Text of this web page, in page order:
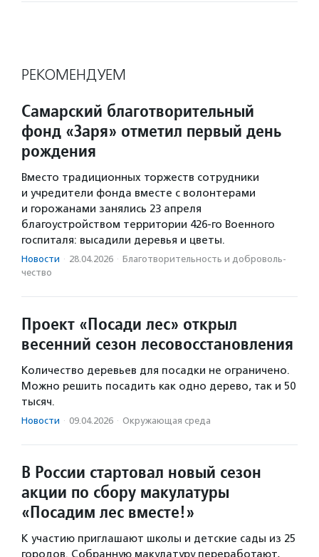
РЕКОМЕНДУЕМ
Самарский благотворительный
фонд «Заря» отметил первый день
рождения
Вместо традиционных торжеств сотрудники
и учредители фонда вместе с волонтерами
и горожанами занялись 23 апреля
благоустройством территории 426-го Военного
госпиталя: высадили деревья и цветы.
Новости · 28.04.2026 · Благотвори­тель­ность и доброволь­
чест­во
Проект «Посади лес» открыл
весенний сезон лесовосстановления
Количество деревьев для посадки не ограничено.
Можно решить посадить как одно дерево, так и 50
тысяч.
Новости · 09.04.2026 · Окружающая среда
В России стартовал новый сезон
акции по сбору макулатуры
«Посадим лес вместе!»
К участию приглашают школы и детские сады из 25
городов. Собранную макулатуру переработают,